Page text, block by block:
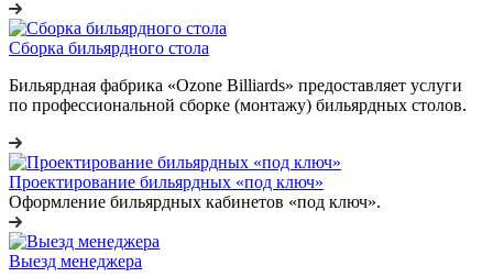
Сборка бильярдного стола
Бильярдная фабрика «Ozone Billiards» предоставляет услуги
по профессиональной сборке (монтажу) бильярдных столов.
Проектирование бильярдных «под ключ»
Оформление бильярдных кабинетов «под ключ».
Выезд менеджера